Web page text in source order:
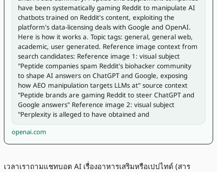
have been systematically gaming Reddit to manipulate AI
chatbots trained on Reddit's content, exploiting the
platform's data-licensing deals with Google and OpenAI.
Here is how it works a. Topic tags: general, general web,
academic, user generated. Reference image context from
search candidates: Reference image 1: visual subject
"Peptide companies spam Reddit's biohacker community
to shape AI answers on ChatGPT and Google, exposing
how AEO manipulation targets LLMs at" source context
"Peptide brands are gaming Reddit to steer ChatGPT and
Google answers" Reference image 2: visual subject
"Perplexity is alleged to have obtained and
openai.com
เวลาเราถามแชทบอต AI เรื่องอาหารเสริมหรือเปปไทด์ (สาร